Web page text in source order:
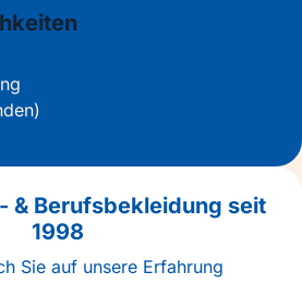
& Berufsbekleidung seit
1998
Sie auf unsere Erfahrung